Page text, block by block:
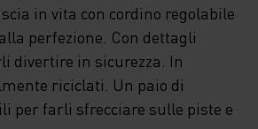
in vita con cordino regolabile
perfezione. Con dettagli
divertire in sicurezza. In
riciclati. Un paio di
per farli sfrecciare sulle piste e